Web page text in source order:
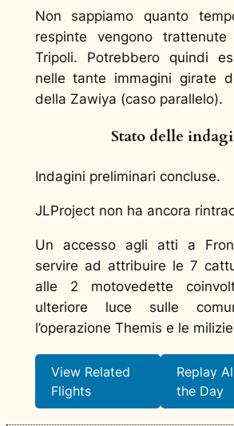
Non sappiamo quanto
respinte vengono
Tripoli. Potrebbero quindi
nelle tante immagini girate
della Zawiya (caso parallelo).
Stato delle
Indagini preliminari concluse.
JLProject non ha ancora
Un accesso agli atti a
servire ad attribuire le 7
alle 2 motovedette
ulteriore luce sulle
l’operazione Themis e le
View Related
Flights
Replay
the Day